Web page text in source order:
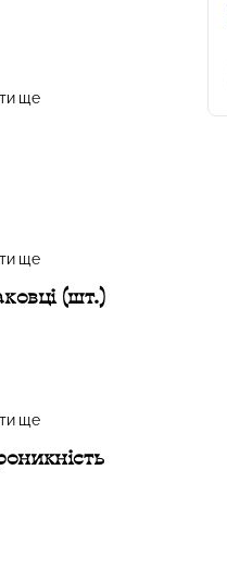
ще
ще
(шт.)
ще